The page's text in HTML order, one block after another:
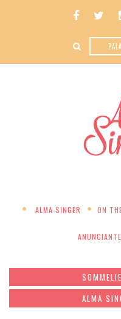
ALMA SINGER ON
ALMA